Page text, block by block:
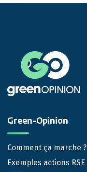
Green-Opinion
Comment ça marche ?
Exemples actions RSE